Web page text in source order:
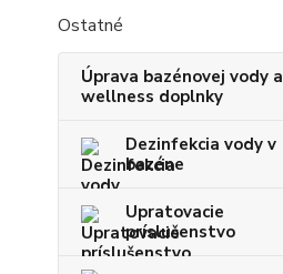
Ostatné
Úprava bazénovej vody a
wellness doplnky
Dezinfekcia vody v
bazéne
Upratovacie
príslušenstvo